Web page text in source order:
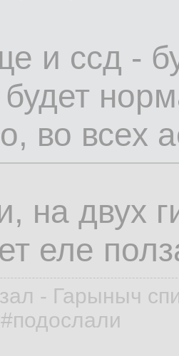
и ссд -
будет
во всех
на двух
еле
- Гарыныч